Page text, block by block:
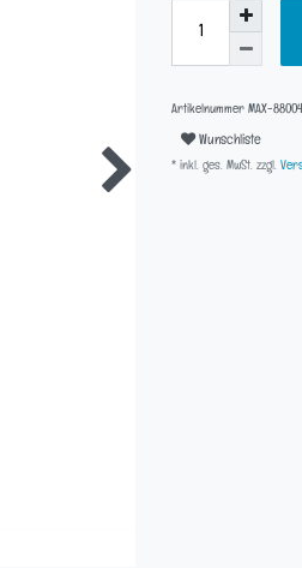
Artikelnummer MAX-
Wunschliste
* inkl. ges. MwSt. zzgl.